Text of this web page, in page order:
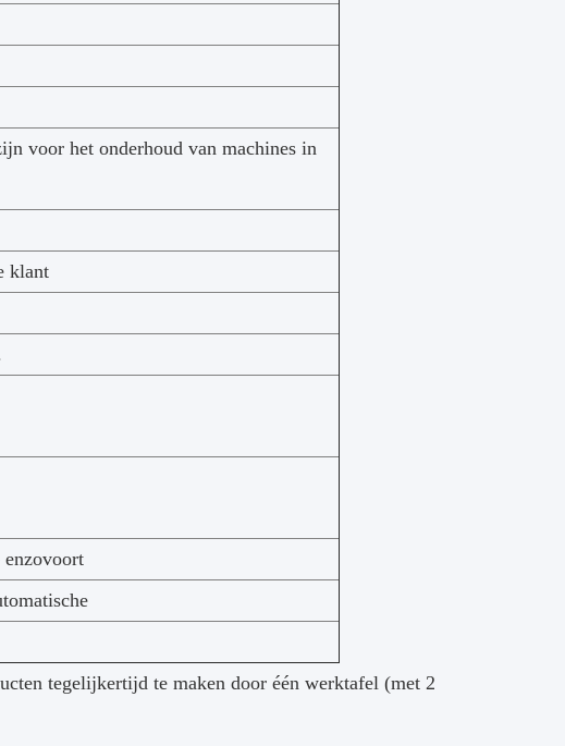
voor het onderhoud van machines in
klant
tegelijkertijd te maken door één werktafel (met 2